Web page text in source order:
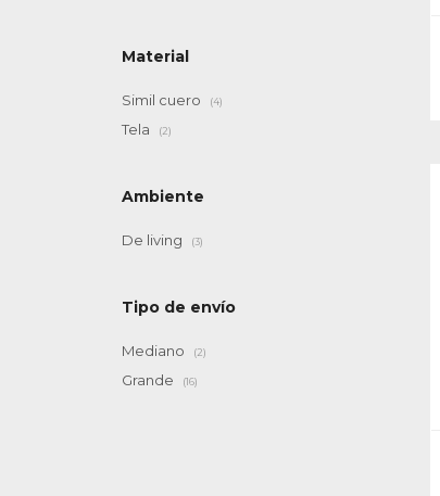
Material
Simil cuero (4)
Tela (2)
Ambiente
De living (3)
Tipo de envío
Mediano (2)
Grande (16)